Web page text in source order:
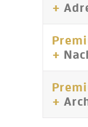
+
+
+